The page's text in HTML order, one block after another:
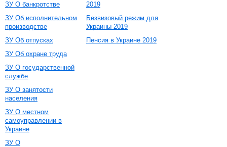
ЗУ О банкротстве
ЗУ Об исполнительном
производстве
ЗУ Об отпусках
ЗУ Об охране труда
ЗУ О государственной
службе
ЗУ О занятости
населения
ЗУ О местном
самоуправлении в
Украине
ЗУ О
2019
Безвизовый режим для
Украины 2019
Пенсия в Украине 2019